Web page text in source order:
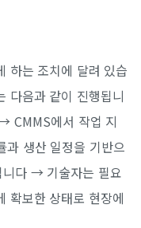
하는 조치에 달려 있습
다음과 같이 진행됩니
CMMS에서 작업 지
생산 일정을 기반으
니다 → 기술자는 필요
확보한 상태로 현장에